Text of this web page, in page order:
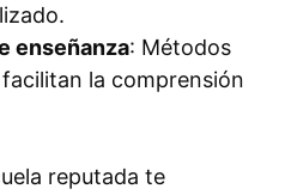
enseñanza: Métodos
la comprensión
reputada te